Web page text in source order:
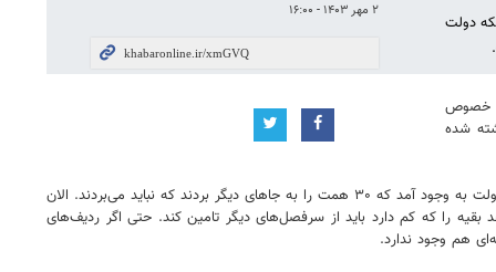
۲ مهر ۱۴۰۳ - ۱۶:۰۰
می‌شوند، مگر اینکه دولت
خصوص
افزوده که یک درصد است ۵۰ همت منابع گذاشته شده
ایلنا نوشت: رئیس کمیسیون اجتماعی مجلس شورای اسلامی بیان کرد: استدلال دولت این است که از همین محل (یک درصد ارزش افزوده) ۸۲ همت منابع برای دولت به وجود آمد که ۳۰ همت را به جاهای دیگر بردند که نباید می‌بردند. الان
همت کسری دارد و ما هم مخالفیم. دولت باید با آن ۵۰ همتی که دارد کار را انجام دهد بقیه را که کم دارد باید از سرفصل‌های دیگر تامین کند. حتی اگر ردیف‌های